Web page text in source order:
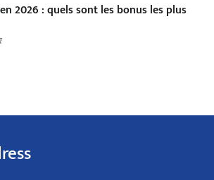
2026 : quels sont les bonus les plus